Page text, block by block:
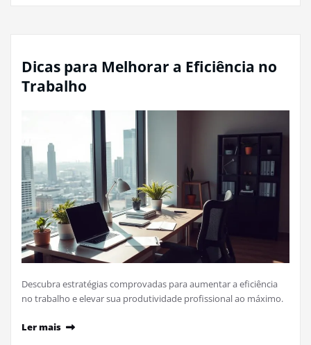
Dicas para Melhorar a Eficiência no
Trabalho
Descubra estratégias comprovadas para aumentar a eficiência
no trabalho e elevar sua produtividade profissional ao máximo.
Ler mais